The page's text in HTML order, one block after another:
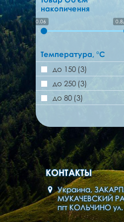
накопичення
0.06
Температура, °C
до 150 (3)
до 250 (3)
до 80 (3)
КОНТАКТЫ
Украина,
МУКАЧЕВСКИЙ
пгт КОЛЬЧИНО